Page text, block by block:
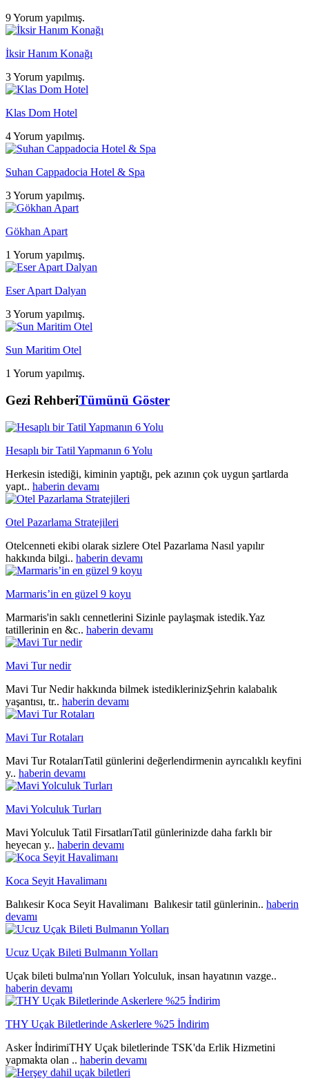
9 Yorum yapılmış.
İksir Hanım Konağı
3 Yorum yapılmış.
Klas Dom Hotel
4 Yorum yapılmış.
Suhan Cappadocia Hotel & Spa
3 Yorum yapılmış.
Gökhan Apart
1 Yorum yapılmış.
Eser Apart Dalyan
3 Yorum yapılmış.
Sun Maritim Otel
1 Yorum yapılmış.
Gezi RehberiTümünü Göster
Hesaplı bir Tatil Yapmanın 6 Yolu
Herkesin istediği, kiminin yaptığı, pek azının çok uygun şartlarda
yapt.. haberin devamı
Otel Pazarlama Stratejileri
Otelcenneti ekibi olarak sizlere Otel Pazarlama Nasıl yapılır
hakkında bilgi.. haberin devamı
Marmaris’in en güzel 9 koyu
Marmaris'in saklı cennetlerini Sizinle paylaşmak istedik.Yaz
tatillerinin en &c.. haberin devamı
Mavi Tur nedir
Mavi Tur Nedir hakkında bilmek istediklerinizŞehrin kalabalık
yaşantısı, tr.. haberin devamı
Mavi Tur Rotaları
Mavi Tur RotalarıTatil günlerini değerlendirmenin ayrıcalıklı keyfini
y.. haberin devamı
Mavi Yolculuk Turları
Mavi Yolculuk Tatil FirsatlarıTatil günlerinizde daha farklı bir
heyecan y.. haberin devamı
Koca Seyit Havalimanı
Balıkesir Koca Seyit Havalimanı Balıkesir tatil günlerinin.. haberin
devamı
Ucuz Uçak Bileti Bulmanın Yolları
Uçak bileti bulma'nın Yolları Yolculuk, insan hayatının vazge..
haberin devamı
THY Uçak Biletlerinde Askerlere %25 İndirim
Asker İndirimiTHY Uçak biletlerinde TSK'da Erlik Hizmetini
yapmakta olan .. haberin devamı